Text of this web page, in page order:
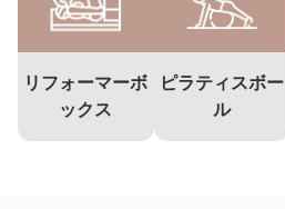
リフォーマーボ
ックス
ピラティスボー
ル